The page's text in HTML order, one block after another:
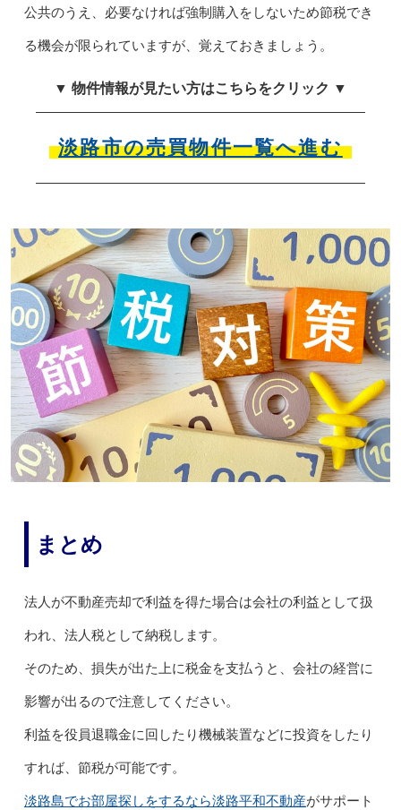
公共のうえ、必要なければ強制購入をしないため節税でき
る機会が限られていますが、覚えておきましょう。
▼ 物件情報が見たい方はこちらをクリック ▼
淡路市の売買物件一覧へ進む
まとめ
法人が不動産売却で利益を得た場合は会社の利益として扱
われ、法人税として納税します。
そのため、損失が出た上に税金を支払うと、会社の経営に
影響が出るので注意してください。
利益を役員退職金に回したり機械装置などに投資をしたり
すれば、節税が可能です。
淡路島でお部屋探しをするなら淡路平和不動産がサポート